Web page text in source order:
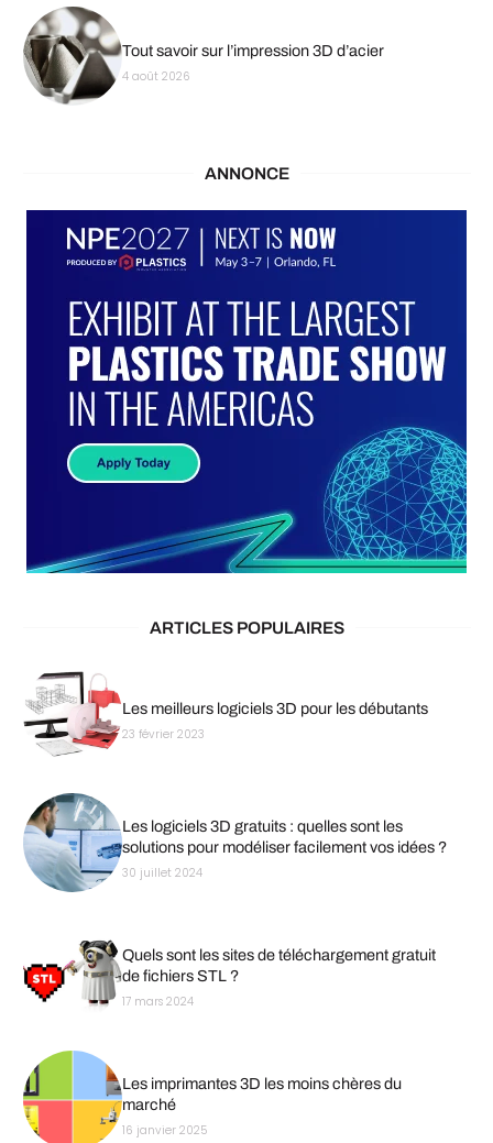
Tout savoir sur l’impression 3D d’acier
4 août 2026
ANNONCE
ARTICLES POPULAIRES
Les meilleurs logiciels 3D pour les débutants
23 février 2023
Les logiciels 3D gratuits : quelles sont les
solutions pour modéliser facilement vos idées ?
30 juillet 2024
Quels sont les sites de téléchargement gratuit
de fichiers STL ?
17 mars 2024
Les imprimantes 3D les moins chères du
marché
16 janvier 2025